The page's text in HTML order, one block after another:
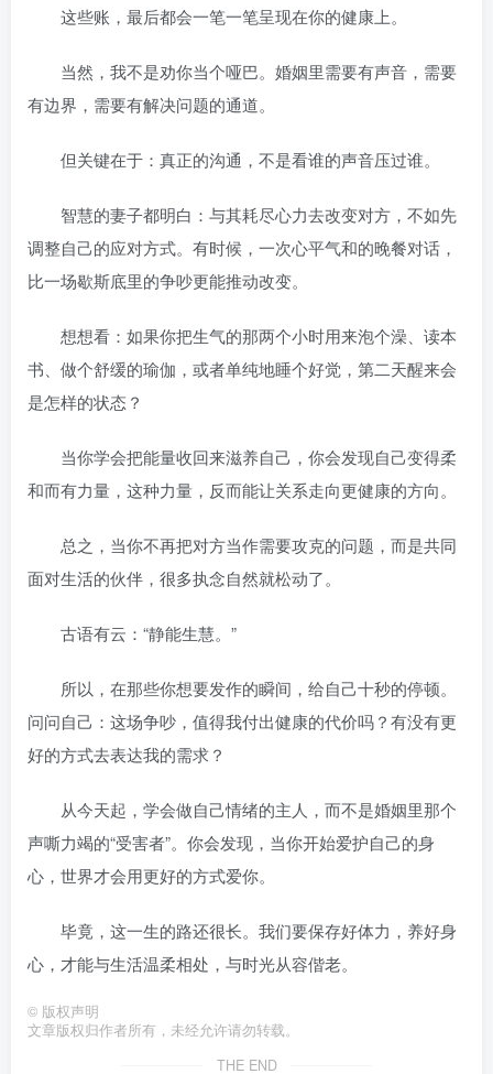
这些账，最后都会一笔一笔呈现在你的健康上。
当然，我不是劝你当个哑巴。婚姻里需要有声音，需要
有边界，需要有解决问题的通道。
但关键在于：真正的沟通，不是看谁的声音压过谁。
智慧的妻子都明白：与其耗尽心力去改变对方，不如先
调整自己的应对方式。有时候，一次心平气和的晚餐对话，
比一场歇斯底里的争吵更能推动改变。
想想看：如果你把生气的那两个小时用来泡个澡、读本
书、做个舒缓的瑜伽，或者单纯地睡个好觉，第二天醒来会
是怎样的状态？
当你学会把能量收回来滋养自己，你会发现自己变得柔
和而有力量，这种力量，反而能让关系走向更健康的方向。
总之，当你不再把对方当作需要攻克的问题，而是共同
面对生活的伙伴，很多执念自然就松动了。
古语有云：“静能生慧。”
所以，在那些你想要发作的瞬间，给自己十秒的停顿。
问问自己：这场争吵，值得我付出健康的代价吗？有没有更
好的方式去表达我的需求？
从今天起，学会做自己情绪的主人，而不是婚姻里那个
声嘶力竭的“受害者”。你会发现，当你开始爱护自己的身
心，世界才会用更好的方式爱你。
毕竟，这一生的路还很长。我们要保存好体力，养好身
心，才能与生活温柔相处，与时光从容偕老。
© 版权声明
文章版权归作者所有，未经允许请勿转载。
THE END